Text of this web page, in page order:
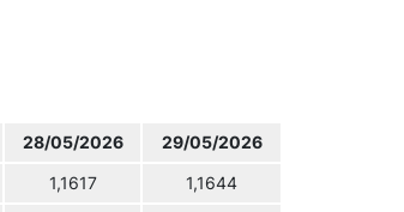
28/05/2026 29/05/2026
1,1617 1,1644